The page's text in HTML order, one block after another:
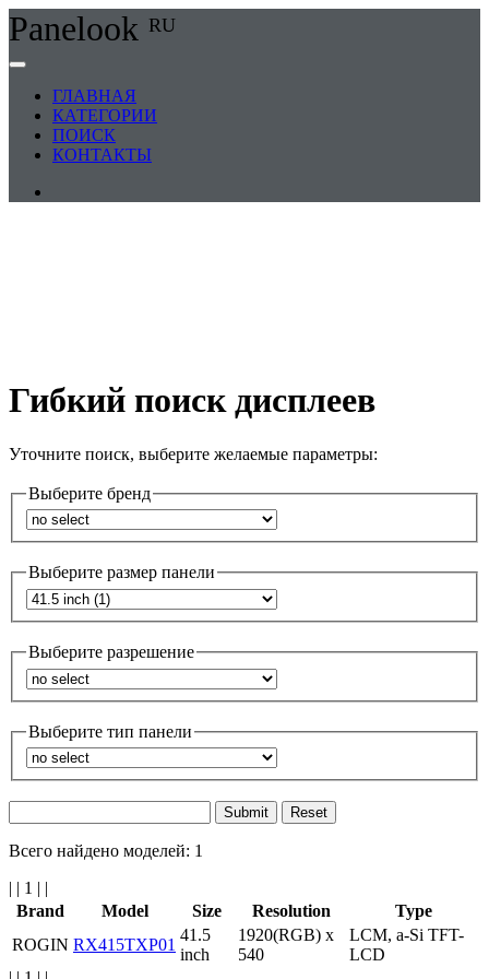
Panelook RU
ГЛАВНАЯ
КАТЕГОРИИ
ПОИСК
КОНТАКТЫ
Гибкий поиск дисплеев
Уточните поиск, выберите желаемые параметры:
Выберите бренд
Выберите размер панели
Выберите разрешение
Выберите тип панели
Reset
Всего найдено моделей: 1
| | 1 | |
Brand
Model Size Resolution
Type
ROGIN RX415TXP01
41.5
inch
1920(RGB) x
540
LCM, a-Si TFT-
LCD